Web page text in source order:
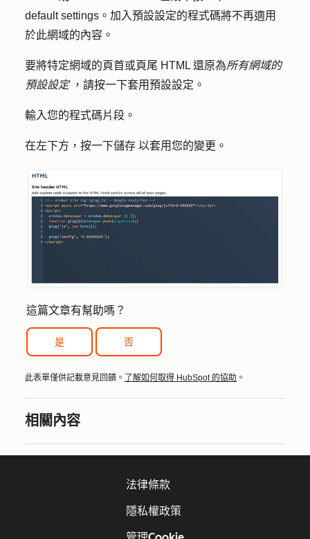
default settings 。加入預設設定的程式碼將不再適用
於此網域的內容。
要將特定網域的頁首或頁尾 HTML 還原為所有網域的
預設設定 ，請按一下套用預設設定 。
輸入您的程式碼片段 。
在左下方，按一下儲存 以套用您的變更。
這篇文章有幫助嗎？
是 否
此表單僅供記載意見回饋。 了解如何取得 HubSpot 的協助 。
相關內容
法律條款
隱私權政策